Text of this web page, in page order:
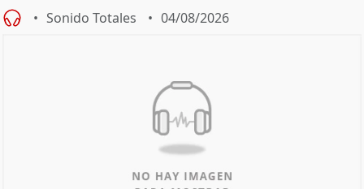
Sonido Totales 04/08/2026